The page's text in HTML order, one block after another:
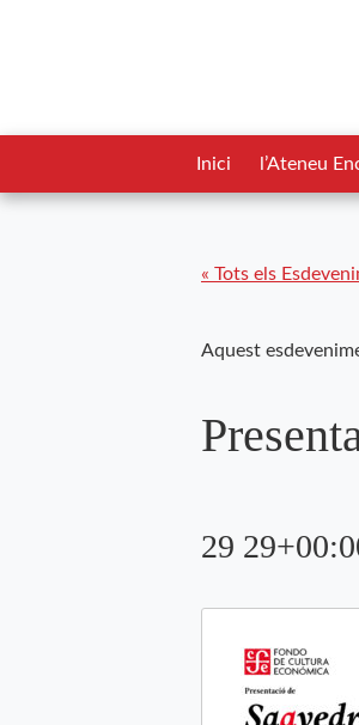
Inici l’Ateneu
« Tots els
Aquest
29